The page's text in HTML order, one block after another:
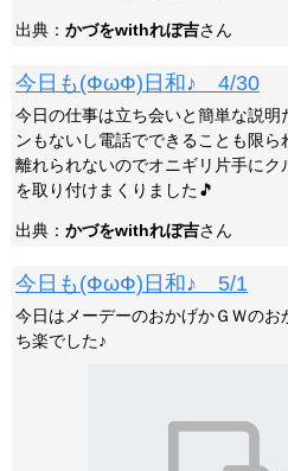
出典： かづをwithれぼ吉さん
今日も(ФωФ)日和♪ 4/30
今日の仕事は立ち会いと簡単な説
ンもないし電話でできることも限
離れられないのでオニギリ片手に
を取り付けまくりました🎵
出典： かづをwithれぼ吉さん
今日も(ФωФ)日和♪ 5/1
今日はメーデーのおかげかＧＷの
ち楽でした♪